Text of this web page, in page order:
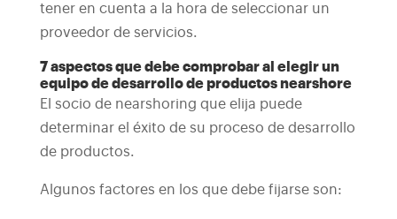
tener en cuenta a la hora de seleccionar un
proveedor de servicios.
7 aspectos que debe comprobar al elegir un
equipo de desarrollo de productos nearshore
El socio de nearshoring que elija puede
determinar el éxito de su proceso de desarrollo
de productos.
Algunos factores en los que debe fijarse son: